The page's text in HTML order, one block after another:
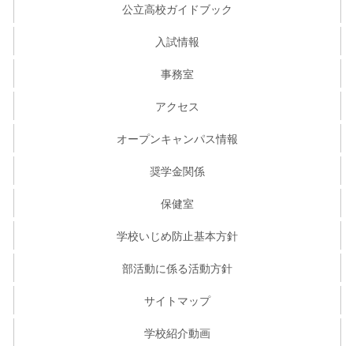
公立高校ガイドブック
入試情報
事務室
アクセス
オープンキャンパス情報
奨学金関係
保健室
学校いじめ防止基本方針
部活動に係る活動方針
サイトマップ
学校紹介動画